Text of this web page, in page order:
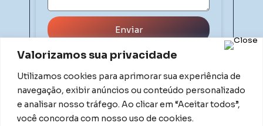
Valorizamos sua privacidade
Utilizamos cookies para aprimorar sua experiência de
navegação, exibir anúncios ou conteúdo personalizado
e analisar nosso tráfego. Ao clicar em “Aceitar todos”,
você concorda com nosso uso de cookies.
Enviar